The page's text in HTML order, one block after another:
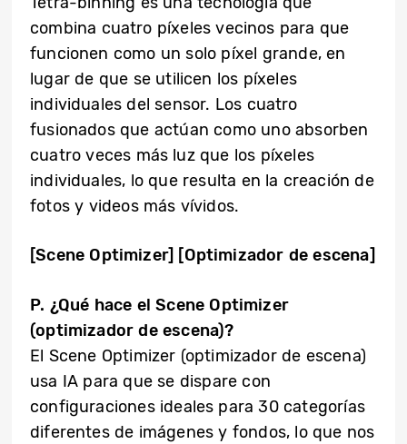
combina cuatro píxeles vecinos para que
funcionen como un solo píxel grande, en
lugar de que se utilicen los píxeles
individuales del sensor. Los cuatro
fusionados que actúan como uno absorben
cuatro veces más luz que los píxeles
individuales, lo que resulta en la creación de
fotos y videos más vívidos.
[Scene Optimizer] [Optimizador de escena]
P. ¿Qué hace el Scene Optimizer
(optimizador de escena)?
El Scene Optimizer (optimizador de escena)
usa IA para que se dispare con
configuraciones ideales para 30 categorías
diferentes de imágenes y fondos, lo que nos